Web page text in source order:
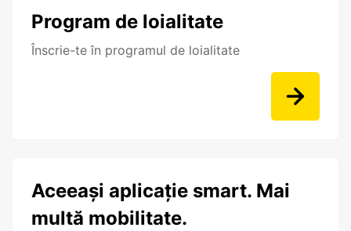
Program de loialitate
Înscrie-te în programul de loialitate
Aceeași aplicație smart. Mai
multă mobilitate.